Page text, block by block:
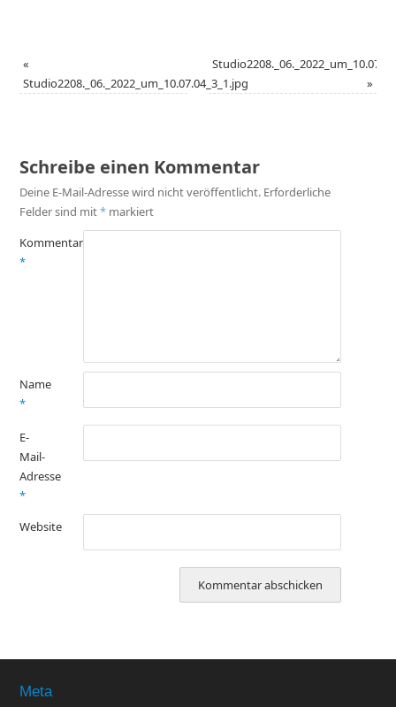
«
Studio2208._06._2022_um_10.07.04_3_1.jpg
»
Schreibe einen Kommentar
Deine E-Mail-Adresse wird nicht veröffentlicht. Erforderliche
Felder sind mit*markiert
Kommentar
*
Name
*
E-
Mail-
Adresse
*
Website
Meta